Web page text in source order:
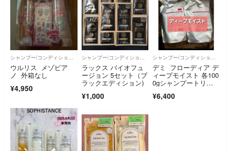
シャンプー/コンディショナーセット
ウルリス メゾピア
ノ 外箱なし
¥4,950
シャンプー/コンディショナーセット
ラックス バイオフュ
ージョン 5セット（ブ
ラックエディション)
¥1,000
シャンプー/コンディショナーセット
デミ フローディア デ
ィープモイスト 各100
0gシャンプートリー
¥6,400